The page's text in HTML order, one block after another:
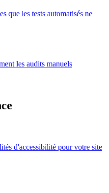
que les tests automatisés ne
les audits manuels
d'accessibilité pour votre site